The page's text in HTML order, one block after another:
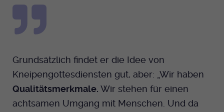
Grundsätzlich findet er die Idee von
Kneipengottesdiensten gut, aber: „Wir haben
Qualitätsmerkmale. Wir stehen für einen
achtsamen Umgang mit Menschen. Und da